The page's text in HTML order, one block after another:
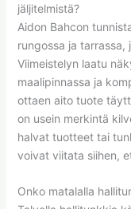
jäljitelmistä?
Aidon Bahcon
rungossa ja tarrassa,
Viimeistelyn laatu
maalipinnassa ja
ottaen aito tuote
on usein merkintä
halvat tuotteet tai
voivat viitata siihen,
Onko matalalla